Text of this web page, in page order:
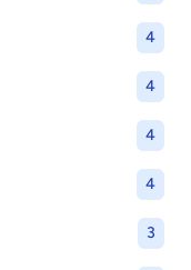
4
4
4
4
3